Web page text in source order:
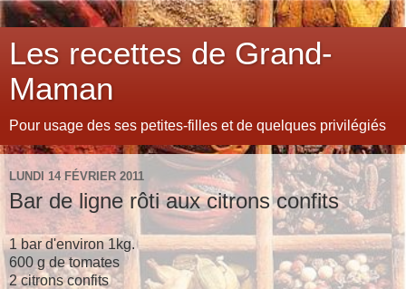
Les recettes de Grand-
Maman
Pour usage des ses petites-filles et de quelques privilégiés
LUNDI 14 FÉVRIER 2011
Bar de ligne rôti aux citrons confits
1 bar d'environ 1kg.
600 g de tomates
2 citrons confits